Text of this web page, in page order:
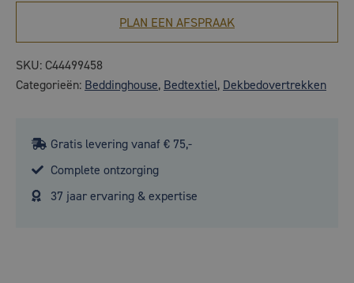
PLAN EEN AFSPRAAK
SKU: C44499458
Categorieën: Beddinghouse, Bedtextiel, Dekbedovertrekken
Gratis levering vanaf € 75,-
Complete ontzorging
37 jaar ervaring & expertise